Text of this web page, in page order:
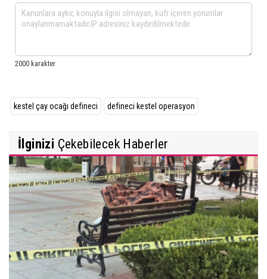
kestel çay ocağı defineci defineci kestel operasyon
İlginizi Çekebilecek Haberler